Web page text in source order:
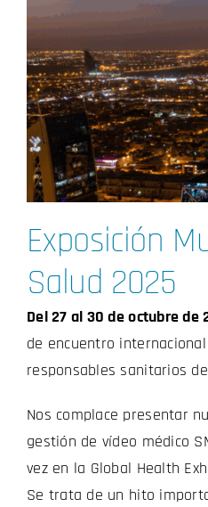
Exposición
Salud 2025
Del 27 al 30 de octubre de
de encuentro
responsables sanitarios
Nos complace presentar
gestión de vídeo médico
vez en la Global Health
Se trata de un hito